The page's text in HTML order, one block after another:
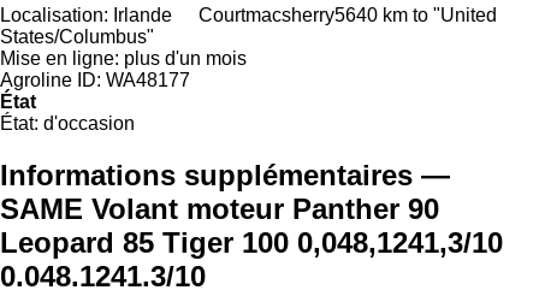
Localisation: Irlande Courtmacsherry5640 km to "United
States/Columbus"
Mise en ligne: plus d'un mois
Agroline ID: WA48177
État
État: d'occasion
Informations supplémentaires —
SAME Volant moteur Panther 90
Leopard 85 Tiger 100 0,048,1241,3/10
0.048.1241.3/10